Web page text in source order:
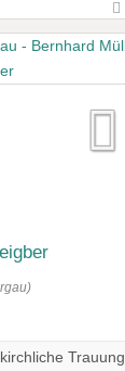
kirchliche Trauung